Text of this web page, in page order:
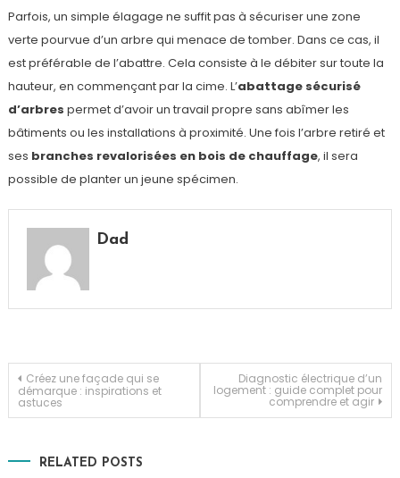
Parfois, un simple élagage ne suffit pas à sécuriser une zone
verte pourvue d’un arbre qui menace de tomber. Dans ce cas, il
est préférable de l’abattre. Cela consiste à le débiter sur toute la
hauteur, en commençant par la cime. L’abattage sécurisé
d’arbres permet d’avoir un travail propre sans abîmer les
bâtiments ou les installations à proximité. Une fois l’arbre retiré et
ses branches revalorisées en bois de chauffage, il sera
possible de planter un jeune spécimen.
Dad
Navigation
de
l’article
Créez une façade qui se
démarque : inspirations et
astuces
Diagnostic électrique d’un
logement : guide complet pour
comprendre et agir
RELATED POSTS